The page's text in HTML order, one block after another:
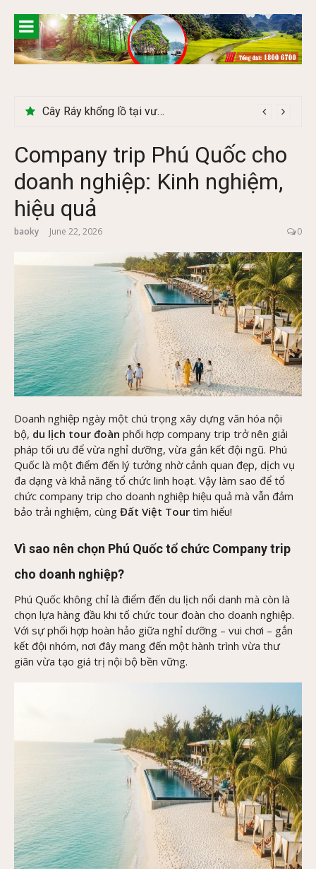
content
Cây Ráy khổng lồ tại vườn Quốc gia Cúc Phương
Company trip Phú Quốc cho
doanh nghiệp: Kinh nghiệm,
hiệu quả
baoky June 22, 2026 0
Doanh nghiệp ngày một chú trọng xây dựng văn hóa nội
bộ, du lịch tour đoàn phối hợp company trip trở nên giải
pháp tối ưu để vừa nghỉ dưỡng, vừa gắn kết đội ngũ. Phú
Quốc là một điểm đến lý tưởng nhờ cảnh quan đẹp, dịch vụ
đa dạng và khả năng tổ chức linh hoạt. Vậy làm sao để tổ
chức company trip cho doanh nghiệp hiệu quả mà vẫn đảm
bảo trải nghiệm, cùng Đất Việt Tour tìm hiểu!
Vì sao nên chọn Phú Quốc tổ chức Company trip
cho doanh nghiệp?
Phú Quốc không chỉ là điểm đến du lịch nổi danh mà còn là
chọn lựa hàng đầu khi tổ chức tour đoàn cho doanh nghiệp.
Với sự phối hợp hoàn hảo giữa nghỉ dưỡng – vui chơi – gắn
kết đội nhóm, nơi đây mang đến một hành trình vừa thư
giãn vừa tạo giá trị nội bộ bền vững.